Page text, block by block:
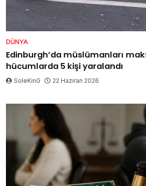
DÜNYA
Edinburgh’da müslümanları
hücumlarda 5 kişi yaralandı
SoleKinG 22 Haziran 2026